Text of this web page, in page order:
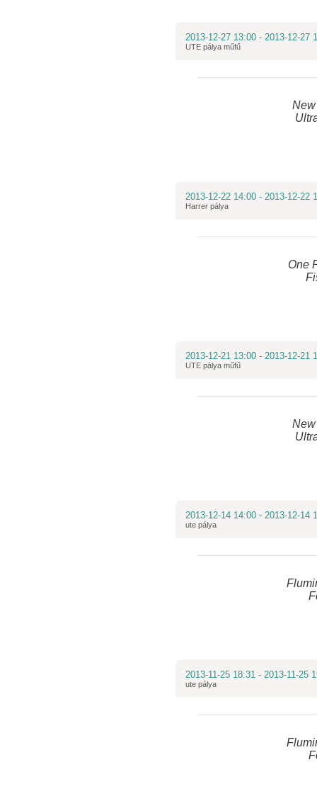
2013-12-27 13:00 - 2013-12-27
UTE pálya műfű
2013-12-22 14:00 - 2013-12-22
Harrer pálya
One
2013-12-21 13:00 - 2013-12-21
UTE pálya műfű
2013-12-14 14:00 - 2013-12-14
ute pálya
2013-11-25 18:31 - 2013-11-25
ute pálya